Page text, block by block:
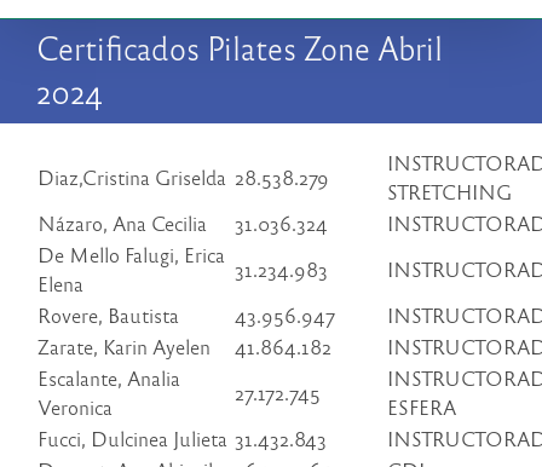
Certificados Pilates Zone Abril
2024
Diaz,Cristina Griselda 28.538.279
STRETCHING
Názaro, Ana Cecilia
31.036.324
De Mello Falugi, Erica
Elena
31.234.983
Rovere, Bautista
43.956.947
Zarate, Karin Ayelen
41.864.182
Escalante, Analia
Veronica
27.172.745
ESFERA
Fucci, Dulcinea Julieta 31.432.843